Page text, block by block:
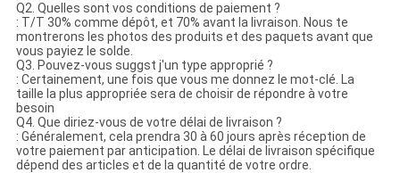
Q2. Quelles sont vos conditions de paiement ?
: T/T 30% comme dépôt, et 70% avant la livraison. Nous te
montrerons les photos des produits et des paquets avant que
vous payiez le solde.
Q3. Pouvez-vous suggst j'un type approprié ?
: Certainement, une fois que vous me donnez le mot-clé. La
taille la plus appropriée sera de choisir de répondre à votre
besoin
Q4. Que diriez-vous de votre délai de livraison ?
: Généralement, cela prendra 30 à 60 jours après réception de
votre paiement par anticipation. Le délai de livraison spécifique
dépend des articles et de la quantité de votre ordre.